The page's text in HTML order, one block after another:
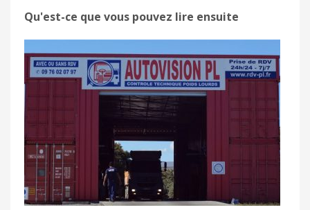
Qu'est-ce que vous pouvez lire ensuite